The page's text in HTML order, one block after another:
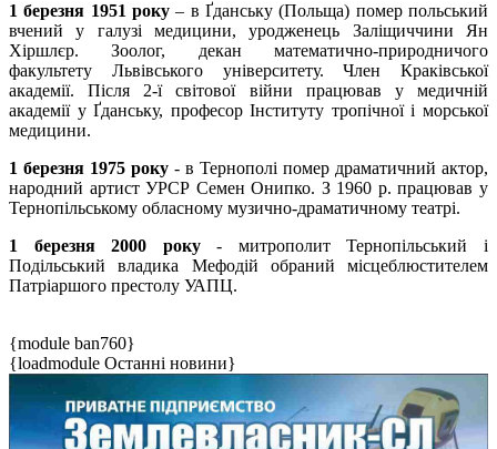
1 березня 1951 року – в Ґданську (Польща) помер польський
вчений у галузі медицини, уродженець Заліщиччини Ян
Хіршлєр. Зоолог, декан математично-природничого
факультету Львівського університету. Член Краківської
академії. Після 2-ї світової війни працював у медичній
академії у Ґданську, професор Інституту тропічної і морської
медицини.
1 березня 1975 року - в Тернополі помер драматичний актор,
народний артист УРСР Семен Онипко. З 1960 р. працював у
Тернопільському обласному музично-драматичному театрі.
1 березня 2000 року- митрополит Тернопільський і
Подільський владика Мефодій обраний місцеблюстителем
Патріаршого престолу УАПЦ.
{module ban760}
{loadmodule Останні новини}